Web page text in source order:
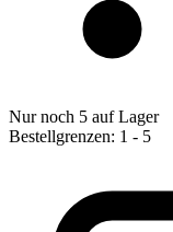
Nur noch 5 auf Lager
Bestellgrenzen: 1 - 5